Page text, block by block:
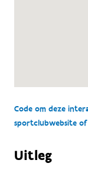
Code om deze
sportclubwebsite of
Uitleg